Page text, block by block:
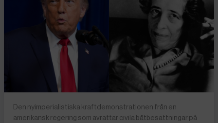
Den nyimperialistiska kraftdemonstrationen från en
amerikansk regering som avrättar civila båtbesättningar på